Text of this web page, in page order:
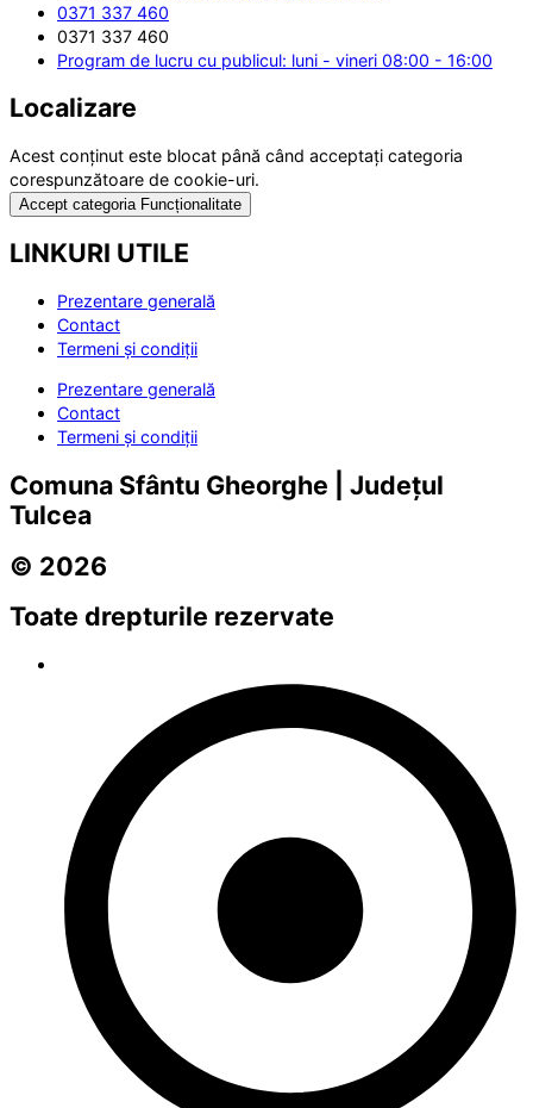
0371 337 460
0371 337 460
Program de lucru cu publicul: luni - vineri 08:00 - 16:00
Localizare
Acest conținut este blocat până când acceptați categoria
corespunzătoare de cookie-uri.
Accept categoria Funcționalitate
LINKURI UTILE
Prezentare generală
Contact
Termeni și condiții
Prezentare generală
Contact
Termeni și condiții
Comuna Sfântu Gheorghe | Județul
Tulcea
© 2026
Toate drepturile rezervate